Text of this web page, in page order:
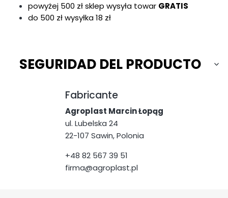
powyżej 500 zł sklep wysyła towar GRATIS
do 500 zł wysyłka 18 zł
SEGURIDAD DEL PRODUCTO
Fabricante
Agroplast Marcin Łopąg
ul. Lubelska 24
22-107 Sawin, Polonia
+48 82 567 39 51
firma@agroplast.pl